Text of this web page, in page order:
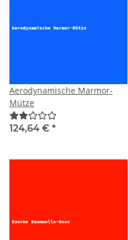
Aerodynamische Marmor-
Mütze
124,64 € *